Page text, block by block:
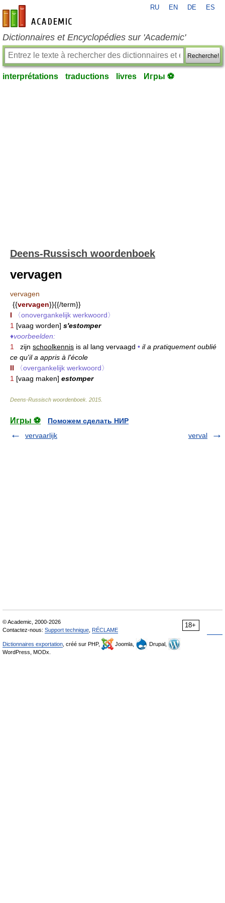
fr-academic.com
RU EN DE ES
Dictionnaires et Encyclopédies sur 'Academic'
Recherche!
interprétations traductions livres Игры ⚽
Deens-Russisch woordenboek
vervagen
vervagen
{{vervagen}}{{/term}}
I
〈onovergankelijk werkwoord〉
1 [vaag worden] s'estomper
♦voorbeelden:
1
zijn schoolkennis is al lang vervaagd • il a pratiquement oublié
ce qu'il a appris à l'école
II
〈overgankelijk werkwoord〉
1 [vaag maken] estomper
Deens-Russisch woordenboek 2015
Игры ⚽
Поможем сделать НИР
vervaarlijk
verval
18+
© Academic, 2000-2026
Contactez-nous: Support technique RÉCLAME
Dictionnaires exportation , créé sur PHP, Joomla,
Drupal,
WordPress, MODx.